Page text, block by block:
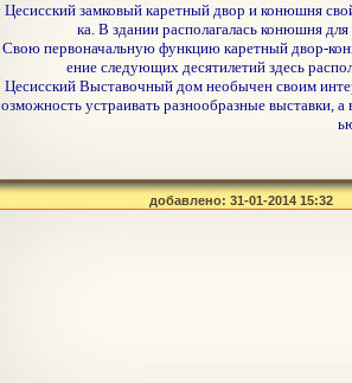
Цесисский замковый каретный двор и конюшня
ка. В здании располагалась конюшня
Свою первоначальную функцию каретный двор-
ение следующих десятилетий здесь
Цесисский Выставочный дом необычен своим
озможность устраивать разнообразные выставки,
добавлено: 31-01-2014 15:32